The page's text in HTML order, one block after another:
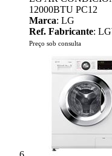
12000BTU PC12
Marca: LG
Ref. Fabricante:
Preço sob consulta